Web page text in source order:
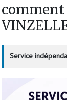
comment
Service